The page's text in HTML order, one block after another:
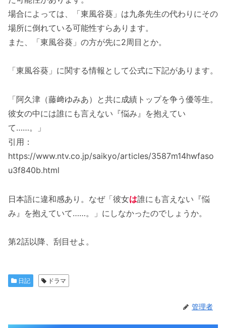
場合によっては、「東風谷葵」は九条先生の代わりにその
場所に倒れている可能性すらあります。
また、「東風谷葵」の方が先に2周目とか。
「東風谷葵」に関する情報として公式に下記があります。
「阿久津（藤﨑ゆみあ）と共に成績トップを争う優等生。
彼女の中には誰にも言えない『悩み』を抱えてい
て……。」
引用：
https://www.ntv.co.jp/saikyo/articles/3587m14hwfaso
u3f840b.html
日本語に違和感あり。なぜ「彼女は誰にも言えない『悩
み』を抱えていて……。」にしなかったのでしょうか。
第2話以降、刮目せよ。
日記 ドラマ
管理者